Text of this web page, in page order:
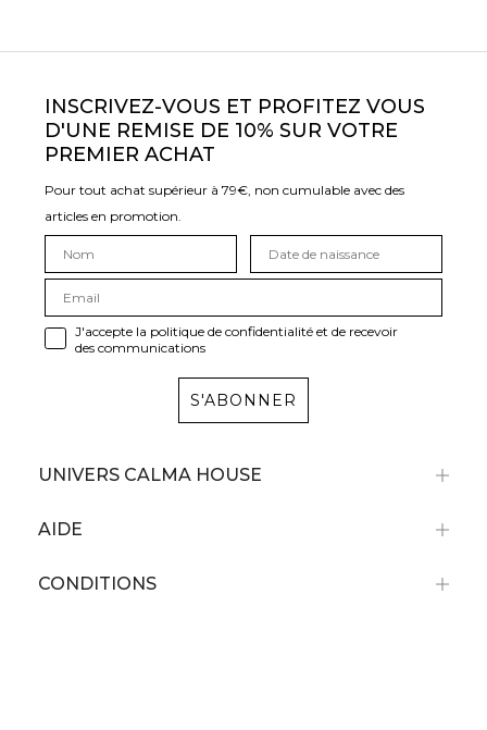
INSCRIVEZ-VOUS ET PROFITEZ VOUS
D'UNE REMISE DE 10% SUR VOTRE
PREMIER ACHAT
Pour tout achat supérieur à 79€, non cumulable avec des
articles en promotion.
J'accepte la politique de confidentialité et de recevoir
des communications
S'ABONNER
UNIVERS CALMA HOUSE
AIDE
CONDITIONS